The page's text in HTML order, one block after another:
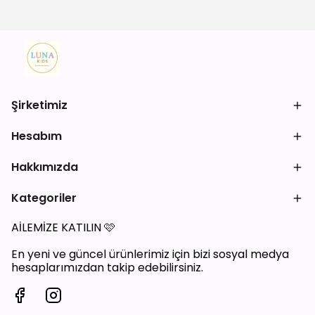
Şirketimiz
Hesabım
Hakkımızda
Kategoriler
AİLEMİZE KATILIN🩷
En yeni ve güncel ürünlerimiz için bizi sosyal medya
hesaplarımızdan takip edebilirsiniz.